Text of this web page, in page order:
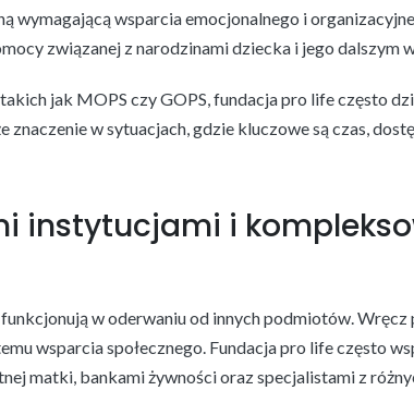
wymagającą wsparcia emocjonalnego i
związanej z narodzinami dziecka i jego dalszym
jak MOPS czy GOPS, fundacja pro life często
w sytuacjach, gdzie kluczowe są czas,
instytucjami i
w oderwaniu od innych podmiotów. Wręcz
wsparcia społecznego. Fundacja pro life często
matki, bankami żywności oraz specjalistami z